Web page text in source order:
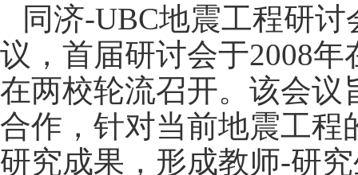
同济-UBC地震工程研讨
议，首届研讨会于2008年
在两校轮流召开。该会议
合作，针对当前地震工程
研究成果，形成教师-研